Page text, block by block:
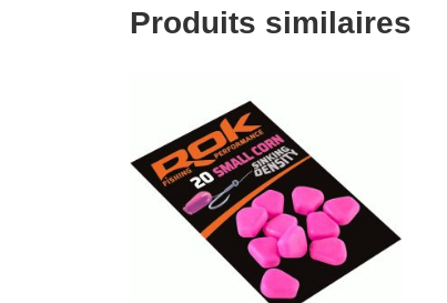
Produits similaires